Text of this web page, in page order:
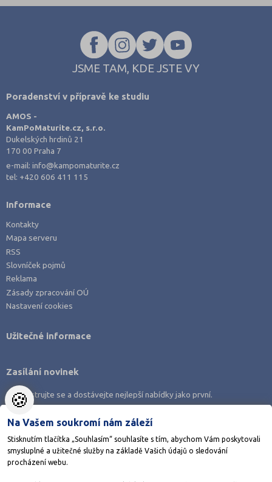
JSME TAM, KDE JSTE VY
Poradenství v přípravě ke studiu
AMOS -
KamPoMaturite.cz, s.r.o.
Dukelských hrdinů 21
170 00 Praha 7
e-mail:info@kampomaturite.cz
tel: +420 606 411 115
Informace
Kontakty
Mapa serveru
RSS
Slovníček pojmů
Reklama
Zásady zpracování OÚ
Nastavení cookies
Stáhněte si aplikaci Adresář škol
Užitečné informace
Zasílání novinek
Zaregistrujte se a dostávejte nejlepší nabídky jako první.
🍪
Na Vašem soukromí nám záleží
Stisknutím tlačítka „Souhlasím“ souhlasíte s tím, abychom Vám poskytovali
smysluplné a užitečné služby na základě Vašich údajů o sledování
procházení webu.